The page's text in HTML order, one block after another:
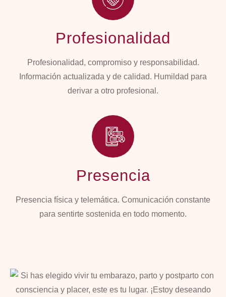
Profesionalidad
Profesionalidad, compromiso y responsabilidad.
Información actualizada y de calidad. Humildad para
derivar a otro profesional.
Presencia
Presencia física y telemática. Comunicación constante
para sentirte sostenida en todo momento.